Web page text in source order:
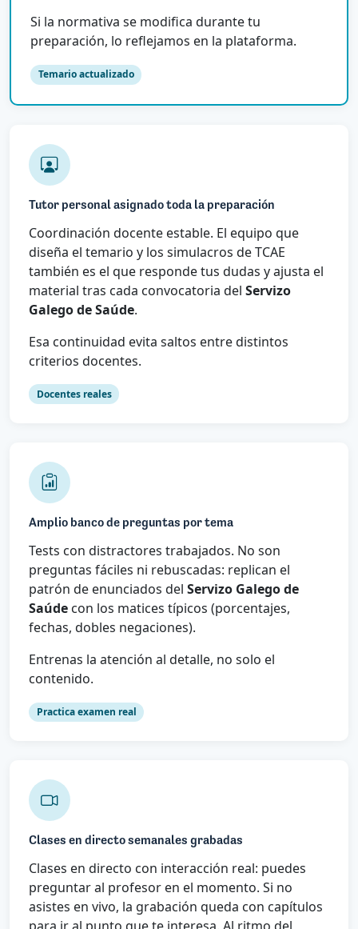
Si la normativa se modifica durante tu
preparación, lo reflejamos en la plataforma.
Temario actualizado
Tutor personal asignado toda la preparación
Coordinación docente estable. El equipo que
diseña el temario y los simulacros de TCAE
también es el que responde tus dudas y ajusta el
material tras cada convocatoria del Servizo
Galego de Saúde.
Esa continuidad evita saltos entre distintos
criterios docentes.
Docentes reales
Amplio banco de preguntas por tema
Tests con distractores trabajados. No son
preguntas fáciles ni rebuscadas: replican el
patrón de enunciados del Servizo Galego de
Saúde con los matices típicos (porcentajes,
fechas, dobles negaciones).
Entrenas la atención al detalle, no solo el
contenido.
Practica examen real
Clases en directo semanales grabadas
Clases en directo con interacción real: puedes
preguntar al profesor en el momento. Si no
asistes en vivo, la grabación queda con capítulos